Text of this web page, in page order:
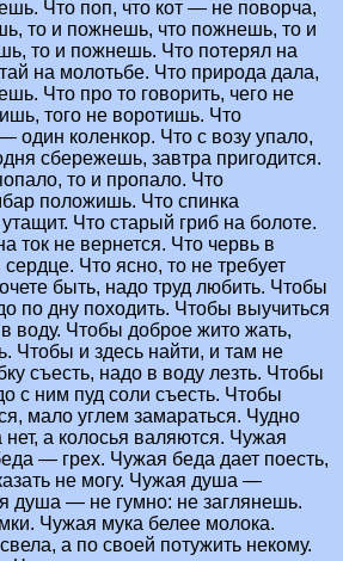
Что поп, что кот — не поворча,
то и пожнешь, что пожнешь, то и
то и пожнешь. Что потерял на
на молотьбе. Что природа дала,
Что про то говорить, чего не
того не воротишь. Что
один коленкор. Что с возу упало,
сбережешь, завтра пригодится.
то и пропало. Что
положишь. Что спинка
Что старый гриб на болоте.
ток не вернется. Что червь в
Что ясно, то не требует
быть, надо труд любить. Чтобы
по дну походить. Чтобы выучиться
воду. Чтобы доброе жито жать,
Чтобы и здесь найти, и там не
съесть, надо в воду лезть. Чтобы
с ним пуд соли съесть. Чтобы
мало углем замараться. Чудно
а колосья валяются. Чужая
— грех. Чужая беда дает поесть,
не могу. Чужая душа —
душа — не гумно: не заглянешь.
Чужая мука белее молока.
а по своей потужить некому.